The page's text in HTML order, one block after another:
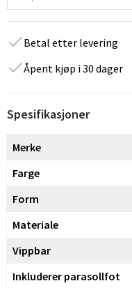
Betal etter levering
Åpent kjøp i 30 dager
Spesifikasjoner
Merke
Farge
Form
Materiale
Vippbar
Inkluderer parasollfot